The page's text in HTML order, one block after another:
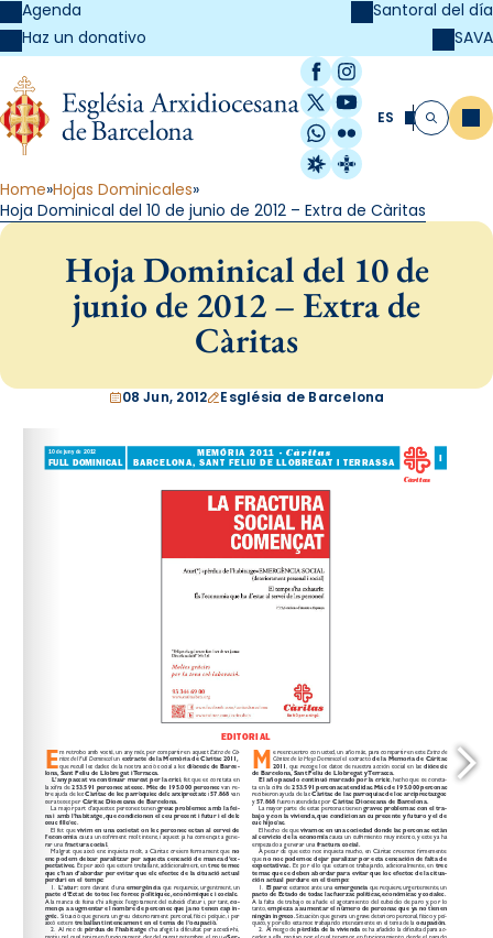
Agenda
Haz un donativo
Santoral del día
SAVA
Facebook
Instagram
X / Twitter
YouTube
WhatsApp
Flickr
Radio Estel
Catalunya
ES Buscar
Home Hojas Dominicales
Hoja Dominical del 10 de junio de 2012 – Extra de Càritas
Hoja Dominical del 10 de
junio de 2012 – Extra de
Càritas
08 Jun, 2012 Església de Barcelona